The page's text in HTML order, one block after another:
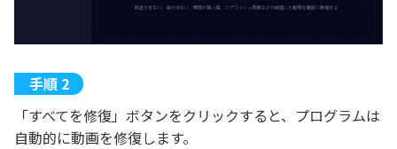
「すべてを修復」ボタンをクリックすると、プログラムは
自動的に動画を修復します。